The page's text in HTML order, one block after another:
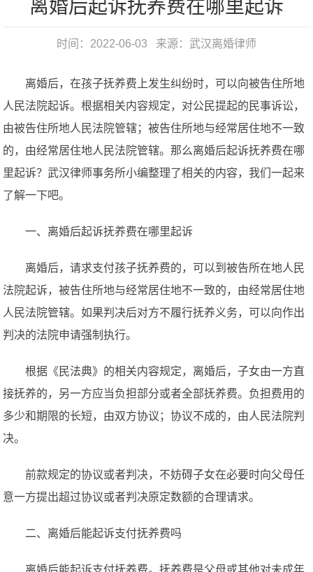
离婚后起诉抚养费在哪里起诉
时间：2022-06-03 来源： 武汉离婚律师
离婚后，在孩子抚养费上发生纠纷时，可以向被告住所地
人民法院起诉。根据相关内容规定，对公民提起的民事诉讼，
由被告住所地人民法院管辖；被告住所地与经常居住地不一致
的，由经常居住地人民法院管辖。那么离婚后起诉抚养费在哪
里起诉？武汉律师事务所小编整理了相关的内容，我们一起来
了解一下吧。
一、离婚后起诉抚养费在哪里起诉
离婚后，请求支付孩子抚养费的，可以到被告所在地人民
法院起诉，被告住所地与经常居住地不一致的，由经常居住地
人民法院管辖。如果判决后对方不履行抚养义务，可以向作出
判决的法院申请强制执行。
根据《民法典》的相关内容规定，离婚后，子女由一方直
接抚养的，另一方应当负担部分或者全部抚养费。负担费用的
多少和期限的长短，由双方协议；协议不成的，由人民法院判
决。
前款规定的协议或者判决，不妨碍子女在必要时向父母任
意一方提出超过协议或者判决原定数额的合理请求。
二、离婚后能起诉支付抚养费吗